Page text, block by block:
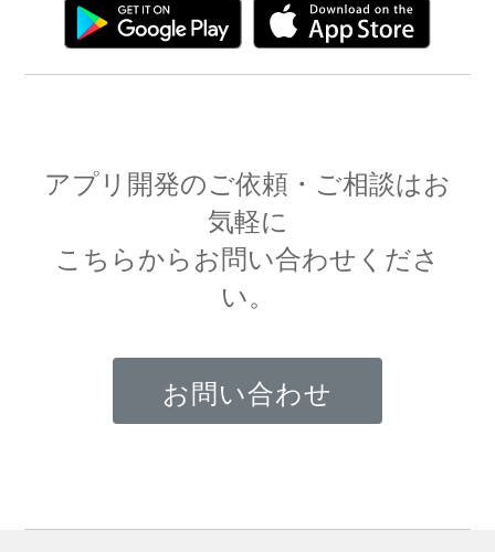
アプリ開発のご依頼・ご相談はお
気軽に
こちらからお問い合わせくださ
い。
お問い合わせ